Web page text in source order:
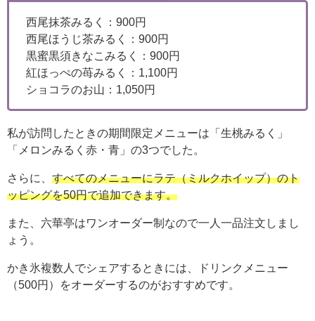
西尾抹茶みるく：900円
西尾ほうじ茶みるく：900円
黒蜜黒須きなこみるく：900円
紅ほっぺの苺みるく：1,100円
ショコラのお山：1,050円
私が訪問したときの期間限定メニューは「生桃みるく」
「メロンみるく赤・青」の3つでした。
さらに、 すべてのメニューにラテ（ミルクホイップ）のト
ッピングを50円で追加できます。
また、六華亭はワンオーダー制なので一人一品注文しまし
ょう。
かき氷複数人でシェアするときには、ドリンクメニュー
（500円）をオーダーするのがおすすめです。